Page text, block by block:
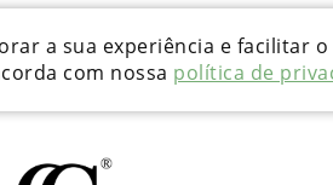
a sua experiência e facilitar o
com nossa política de